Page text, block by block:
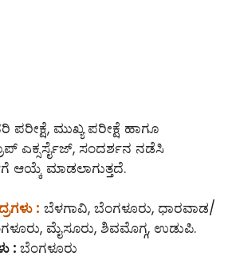
ಪರೀಕ್ಷೆ, ಮುಖ್ಯ ಪರೀಕ್ಷೆ ಹಾಗೂ
ಎಕ್ಸರ್ಸೈಜ್, ಸಂದರ್ಶನ ನಡೆಸಿ
ಆಯ್ಕೆ ಮಾಡಲಾಗುತ್ತದೆ.
: ಬೆಳಗಾವಿ, ಬೆಂಗಳೂರು, ಧಾರವಾಡ/
ಮೈಸೂರು, ಶಿವಮೊಗ್ಗ, ಉಡುಪಿ.
: ಬೆಂಗಳೂರು